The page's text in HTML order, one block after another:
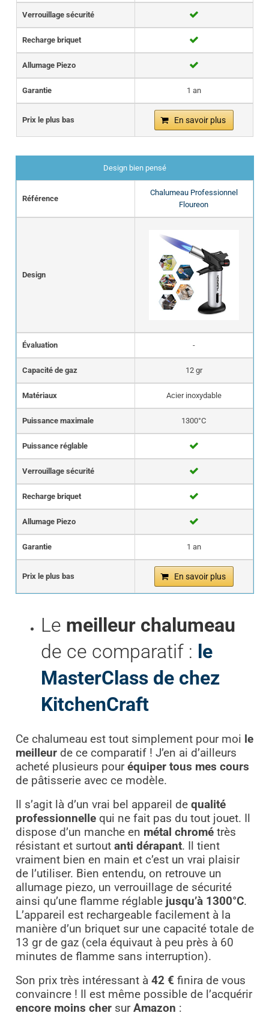
Verrouillage sécurité
Recharge briquet
Allumage Piezo
Garantie 1 an
Prix le plus bas En savoir plus
Design bien pensé
Référence
Chalumeau Professionnel
Floureon
Design
Évaluation -
Capacité de gaz 12 gr
Matériaux Acier inoxydable
Puissance maximale 1300°C
Puissance réglable
Verrouillage sécurité
Recharge briquet
Allumage Piezo
Garantie 1 an
Prix le plus bas En savoir plus
Le meilleur chalumeau
de ce comparatif : le
MasterClass de chez
KitchenCraft
Ce chalumeau est tout simplement pour moi le
meilleurde ce comparatif ! J’en ai d’ailleurs
acheté plusieurs pouréquiper tous mes cours
de pâtisserie avec ce modèle.
Il s’agit là d’un vrai bel appareil de qualité
professionnellequi ne fait pas du tout jouet. Il
dispose d’un manche en métal chrométrès
résistant et surtout anti dérapant. Il tient
vraiment bien en main et c’est un vrai plaisir
de l’utiliser. Bien entendu, on retrouve un
allumage piezo, un verrouillage de sécurité
ainsi qu’une flamme réglable jusqu’à 1300°C.
L’appareil est rechargeable facilement à la
manière d’un briquet sur une capacité totale de
13 gr de gaz (cela équivaut à peu près à 60
minutes de flamme sans interruption).
Son prix très intéressant à 42 € finira de vous
convaincre ! Il est même possible de l’acquérir
encore moins chersurAmazon :